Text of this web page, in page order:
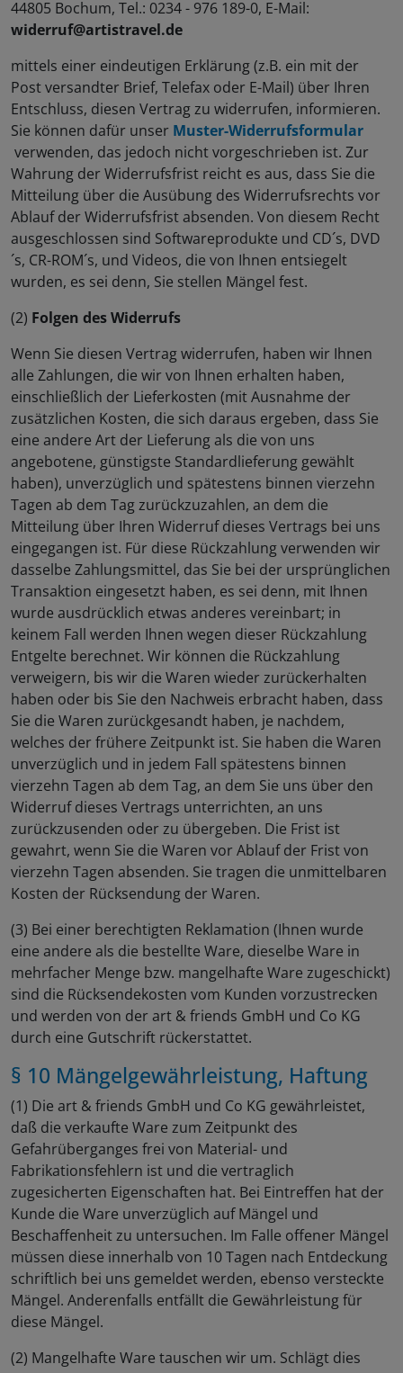
44805 Bochum, Tel.: 0234 - 976 189-0, E-Mail:
widerruf@artistravel.de
mittels einer eindeutigen Erklärung (z.B. ein mit der
Post versandter Brief, Telefax oder E-Mail) über Ihren
Entschluss, diesen Vertrag zu widerrufen, informieren.
Sie können dafür unser Muster-Widerrufsformular
verwenden, das jedoch nicht vorgeschrieben ist. Zur
Wahrung der Widerrufsfrist reicht es aus, dass Sie die
Mitteilung über die Ausübung des Widerrufsrechts vor
Ablauf der Widerrufsfrist absenden. Von diesem Recht
ausgeschlossen sind Softwareprodukte und CD´s, DVD
´s, CR-ROM´s, und Videos, die von Ihnen entsiegelt
wurden, es sei denn, Sie stellen Mängel fest.
(2) Folgen des Widerrufs
Wenn Sie diesen Vertrag widerrufen, haben wir Ihnen
alle Zahlungen, die wir von Ihnen erhalten haben,
einschließlich der Lieferkosten (mit Ausnahme der
zusätzlichen Kosten, die sich daraus ergeben, dass Sie
eine andere Art der Lieferung als die von uns
angebotene, günstigste Standardlieferung gewählt
haben), unverzüglich und spätestens binnen vierzehn
Tagen ab dem Tag zurückzuzahlen, an dem die
Mitteilung über Ihren Widerruf dieses Vertrags bei uns
eingegangen ist. Für diese Rückzahlung verwenden wir
dasselbe Zahlungsmittel, das Sie bei der ursprünglichen
Transaktion eingesetzt haben, es sei denn, mit Ihnen
wurde ausdrücklich etwas anderes vereinbart; in
keinem Fall werden Ihnen wegen dieser Rückzahlung
Entgelte berechnet. Wir können die Rückzahlung
verweigern, bis wir die Waren wieder zurückerhalten
haben oder bis Sie den Nachweis erbracht haben, dass
Sie die Waren zurückgesandt haben, je nachdem,
welches der frühere Zeitpunkt ist. Sie haben die Waren
unverzüglich und in jedem Fall spätestens binnen
vierzehn Tagen ab dem Tag, an dem Sie uns über den
Widerruf dieses Vertrags unterrichten, an uns
zurückzusenden oder zu übergeben. Die Frist ist
gewahrt, wenn Sie die Waren vor Ablauf der Frist von
vierzehn Tagen absenden. Sie tragen die unmittelbaren
Kosten der Rücksendung der Waren.
(3) Bei einer berechtigten Reklamation (Ihnen wurde
eine andere als die bestellte Ware, dieselbe Ware in
mehrfacher Menge bzw. mangelhafte Ware zugeschickt)
sind die Rücksendekosten vom Kunden vorzustrecken
und werden von der art & friends GmbH und Co KG
durch eine Gutschrift rückerstattet.
§ 10 Mängelgewährleistung, Haftung
(1) Die art & friends GmbH und Co KG gewährleistet,
daß die verkaufte Ware zum Zeitpunkt des
Gefahrüberganges frei von Material- und
Fabrikationsfehlern ist und die vertraglich
zugesicherten Eigenschaften hat. Bei Eintreffen hat der
Kunde die Ware unverzüglich auf Mängel und
Beschaffenheit zu untersuchen. Im Falle offener Mängel
müssen diese innerhalb von 10 Tagen nach Entdeckung
schriftlich bei uns gemeldet werden, ebenso versteckte
Mängel. Anderenfalls entfällt die Gewährleistung für
diese Mängel.
(2) Mangelhafte Ware tauschen wir um. Schlägt dies